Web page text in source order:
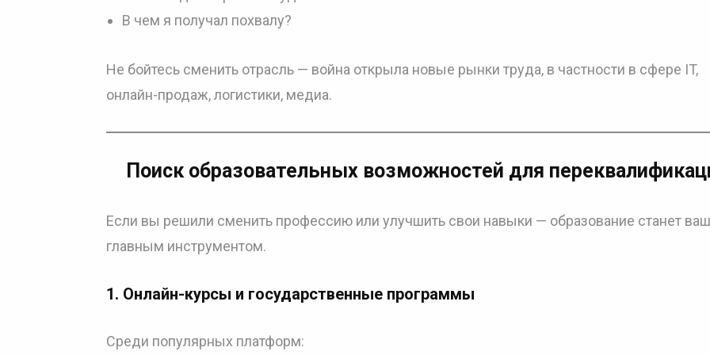
В чем я получал похвалу?
Не бойтесь сменить отрасль — война открыла новые рынки труда, в частности в сфере IT,
онлайн-продаж, логистики, медиа.
Поиск образовательных возможностей для
Если вы решили сменить профессию или улучшить свои навыки — образование станет
главным инструментом.
1. Онлайн-курсы и государственные программы
Среди популярных платформ: